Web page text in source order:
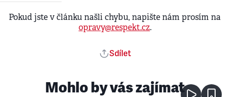
Pokud jste v článku našli chybu, napište nám prosím na
opravy@respekt.cz.
Sdílet
Mohlo by vás zajímat